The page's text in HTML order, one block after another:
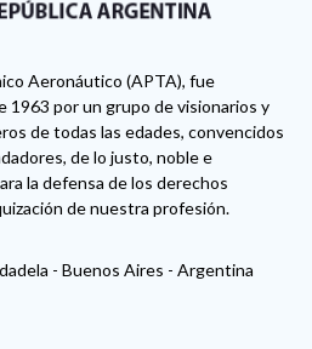
Aeronáutico (APTA), fue
1963 por un grupo de visionarios y
de todas las edades, convencidos
de lo justo, noble e
la defensa de los derechos
de nuestra profesión.
- Buenos Aires - Argentina